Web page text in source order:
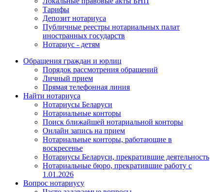
Тарифы
Депозит нотариуса
Публичные реестры нотариальных палат
иностранных государств
Нотариус - детям
Обращения граждан и юрлиц
Порядок рассмотрения обращений
Личный прием
Прямая телефонная линия
Найти нотариуса
Нотариусы Беларуси
Нотариальные конторы
Поиск ближайшей нотариальной конторы
Онлайн запись на прием
Нотариальные конторы, работающие в
воскресенье
Нотариусы Беларуси, прекратившие деятельность
Нотариальные бюро, прекратившие работу с
1.01.2026
Вопрос нотариусу